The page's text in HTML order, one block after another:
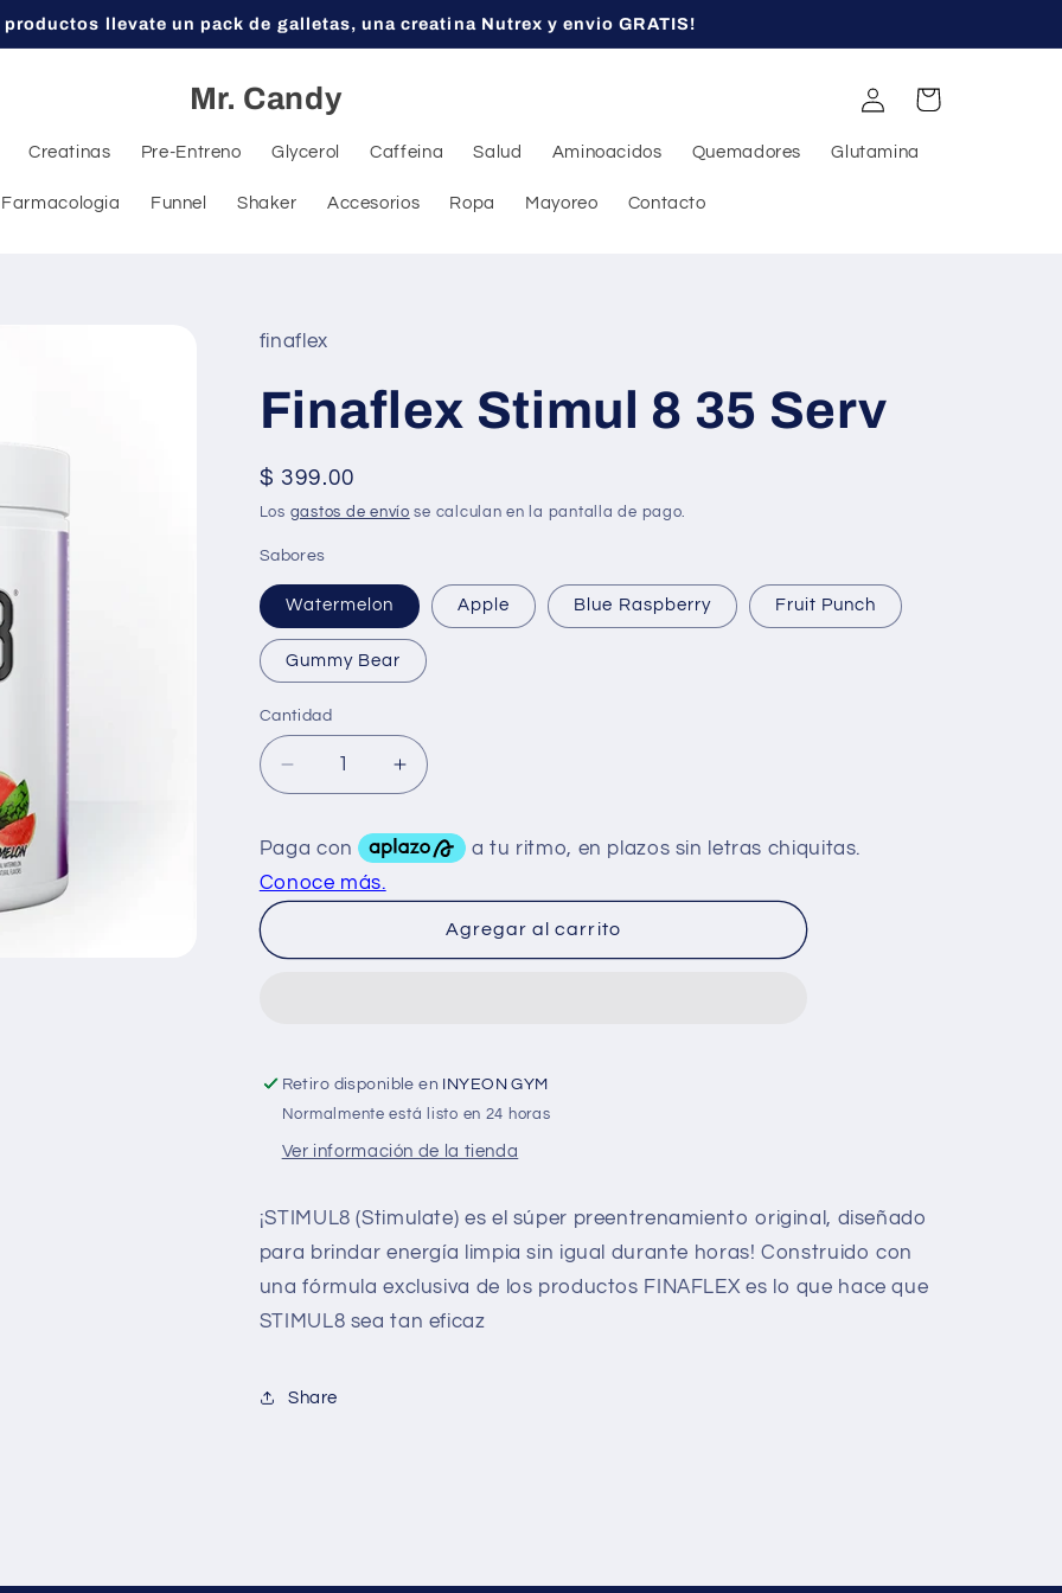
productos llevate un pack de galletas, una creatina Nutrex y envio GRATIS!
Mr. Candy
Creatinas Pre-Entreno Glycerol Caffeina Salud Aminoacidos Quemadores Glutamina
Farmacologia Funnel Shaker Accesorios Ropa Mayoreo Contacto
Iniciar
sesión
Carrito
finaflex
Finaflex Stimul 8 35 Serv
Precio
habitual
$ 399.00
Los gastos de envío se calculan en la pantalla de pago.
Sabores
Watermelon Apple Blue Raspberry Fruit Punch
Gummy Bear
Cantidad
Reducir
cantidad
Finaflex
Stimul
8
Serv
Aumentar
cantidad
para
Finaflex
8
Serv
Agregar al carrito
Retiro disponible en INYEON GYM
Normalmente está listo en 24 horas
Ver información de la tienda
¡STIMUL8 (Stimulate) es el súper preentrenamiento original, diseñado
para brindar energía limpia sin igual durante horas! Construido con
una fórmula exclusiva de los productos FINAFLEX es lo que hace que
STIMUL8 sea tan eficaz
Share